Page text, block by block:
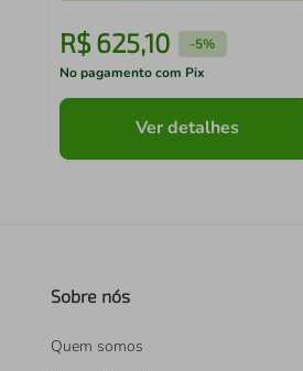
R$ 625,10 -5%
No pagamento com Pix
Ver detalhes
Sobre nós
Quem somos